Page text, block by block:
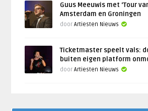
Guus Meeuwis met ‘Tour
Amsterdam en Groningen
doorArtiesten Nieuws
Ticketmaster speelt vals:
buiten eigen platform
doorArtiesten Nieuws